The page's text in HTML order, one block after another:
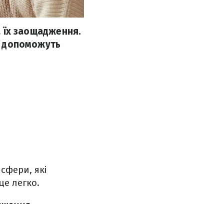
їх заощадження.
допоможуть
які
легко.